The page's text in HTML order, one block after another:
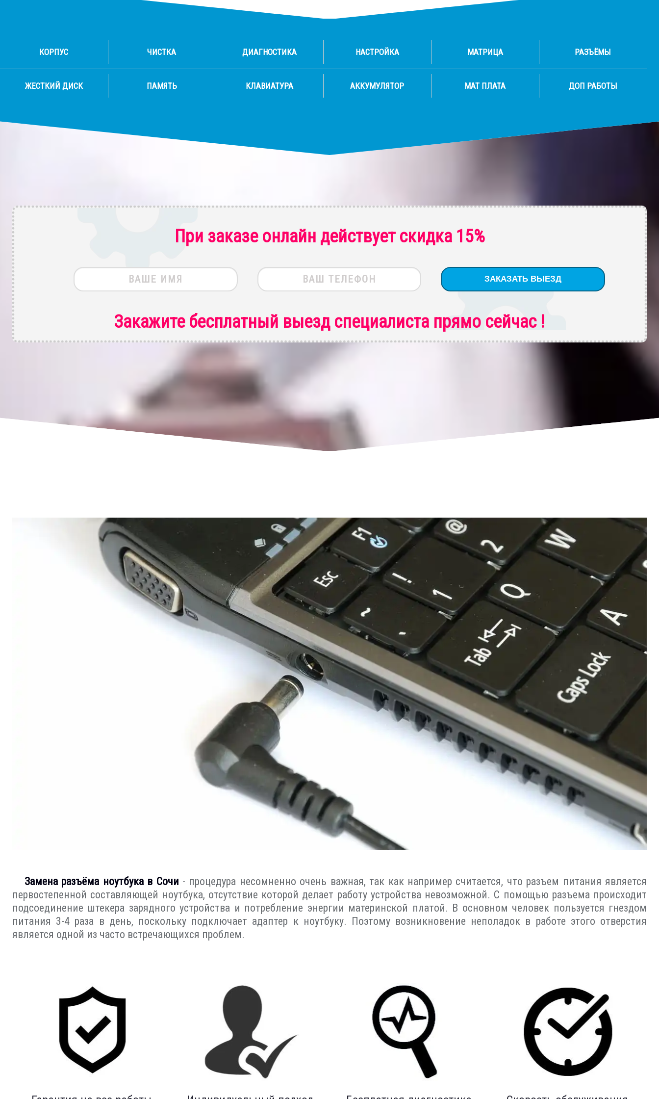
КОРПУС ЧИСТКА ДИАГНОСТИКА НАСТРОЙКА МАТРИЦА РАЗЪЁМЫ
ЖЕСТКИЙ ДИСК ПАМЯТЬ КЛАВИАТУРА АККУМУЛЯТОР МАТ ПЛАТА ДОП РАБОТЫ
При заказе онлайн действует скидка 15%
Закажите бесплатный выезд специалиста прямо сейчас !
Замена разъёма ноутбука в Сочи - процедура несомненно очень важная, так как например считается, что разъем питания является
первостепенной составляющей ноутбука, отсутствие которой делает работу устройства невозможной. С помощью разъема происходит
подсоединение штекера зарядного устройства и потребление энергии материнской платой. В основном человек пользуется гнездом
питания 3-4 раза в день, поскольку подключает адаптер к ноутбуку. Поэтому возникновение неполадок в работе этого отверстия
является одной из часто встречающихся проблем.